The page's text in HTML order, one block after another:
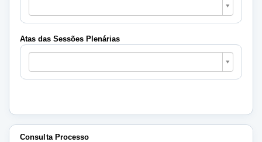
Sessões
Plenárias
Atas das Sessões Plenárias
Atas
Sessões
Plenárias
Consulta Processo